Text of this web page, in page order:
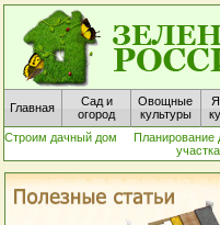
Главная
Сад и
огород
Овощные
культуры
Строим дачный дом
Планирование
участка